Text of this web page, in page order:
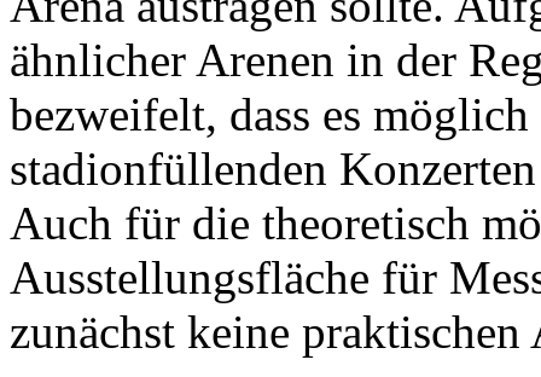
ähnlicher Arenen in der
bezweifelt, dass es
stadionfüllenden
Auch für die theoretisch
Ausstellungsfläche für
zunächst keine